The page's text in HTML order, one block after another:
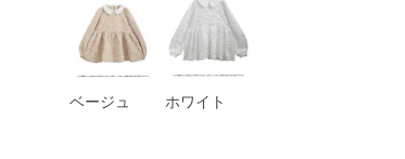
ベージュ ホワイト